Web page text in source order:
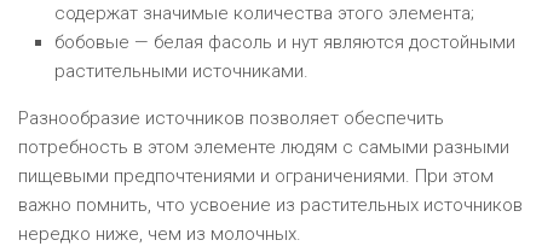
содержат значимые количества этого элемента;
бобовые — белая фасоль и нут являются достойными
растительными источниками.
Разнообразие источников позволяет обеспечить
потребность в этом элементе людям с самыми разными
пищевыми предпочтениями и ограничениями. При этом
важно помнить, что усвоение из растительных источников
нередко ниже, чем из молочных.